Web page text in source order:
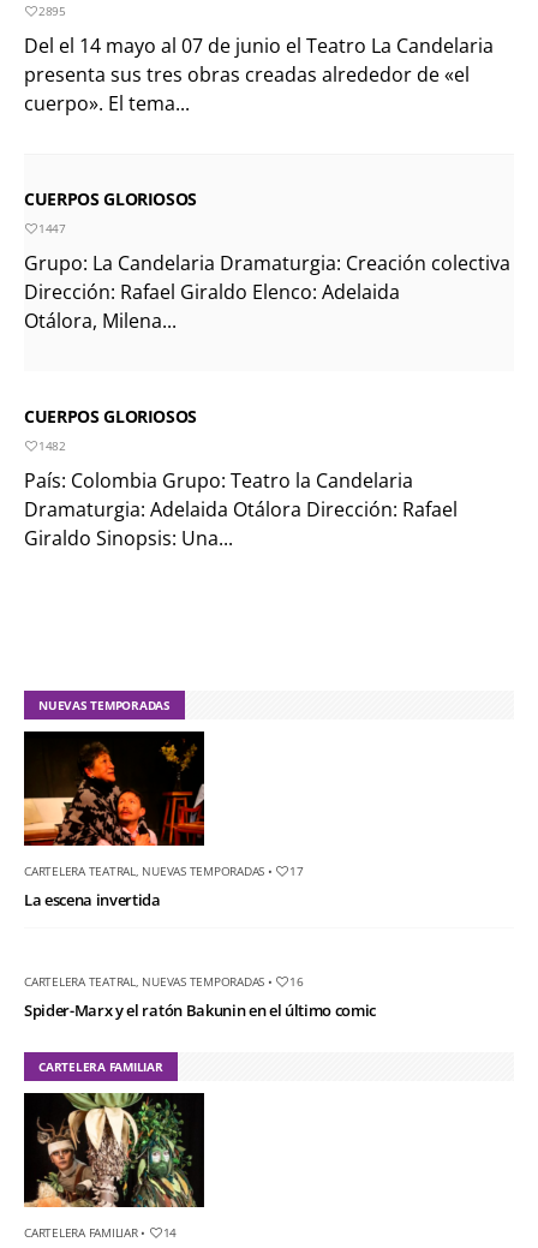
2895
Del el 14 mayo al 07 de junio el Teatro La Candelaria
presenta sus tres obras creadas alrededor de «el
cuerpo». El tema...
CUERPOS GLORIOSOS
1447
Grupo: La Candelaria Dramaturgia: Creación colectiva
Dirección: Rafael Giraldo Elenco: Adelaida
Otálora, Milena...
CUERPOS GLORIOSOS
1482
País: Colombia Grupo: Teatro la Candelaria
Dramaturgia: Adelaida Otálora Dirección: Rafael
Giraldo Sinopsis: Una...
NUEVAS TEMPORADAS
CARTELERA TEATRAL NUEVAS TEMPORADAS • 17
La escena invertida
CARTELERA TEATRAL NUEVAS TEMPORADAS • 16
Spider-Marx y el ratón Bakunin en el último comic
CARTELERA FAMILIAR
CARTELERA FAMILIAR• 14